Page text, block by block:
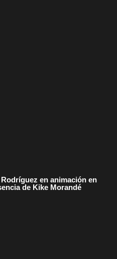
en animación en
de Kike Morandé